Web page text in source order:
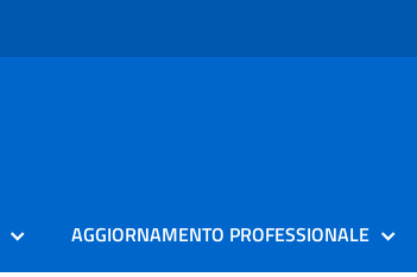
AGGIORNAMENTO PROFESSIONALE